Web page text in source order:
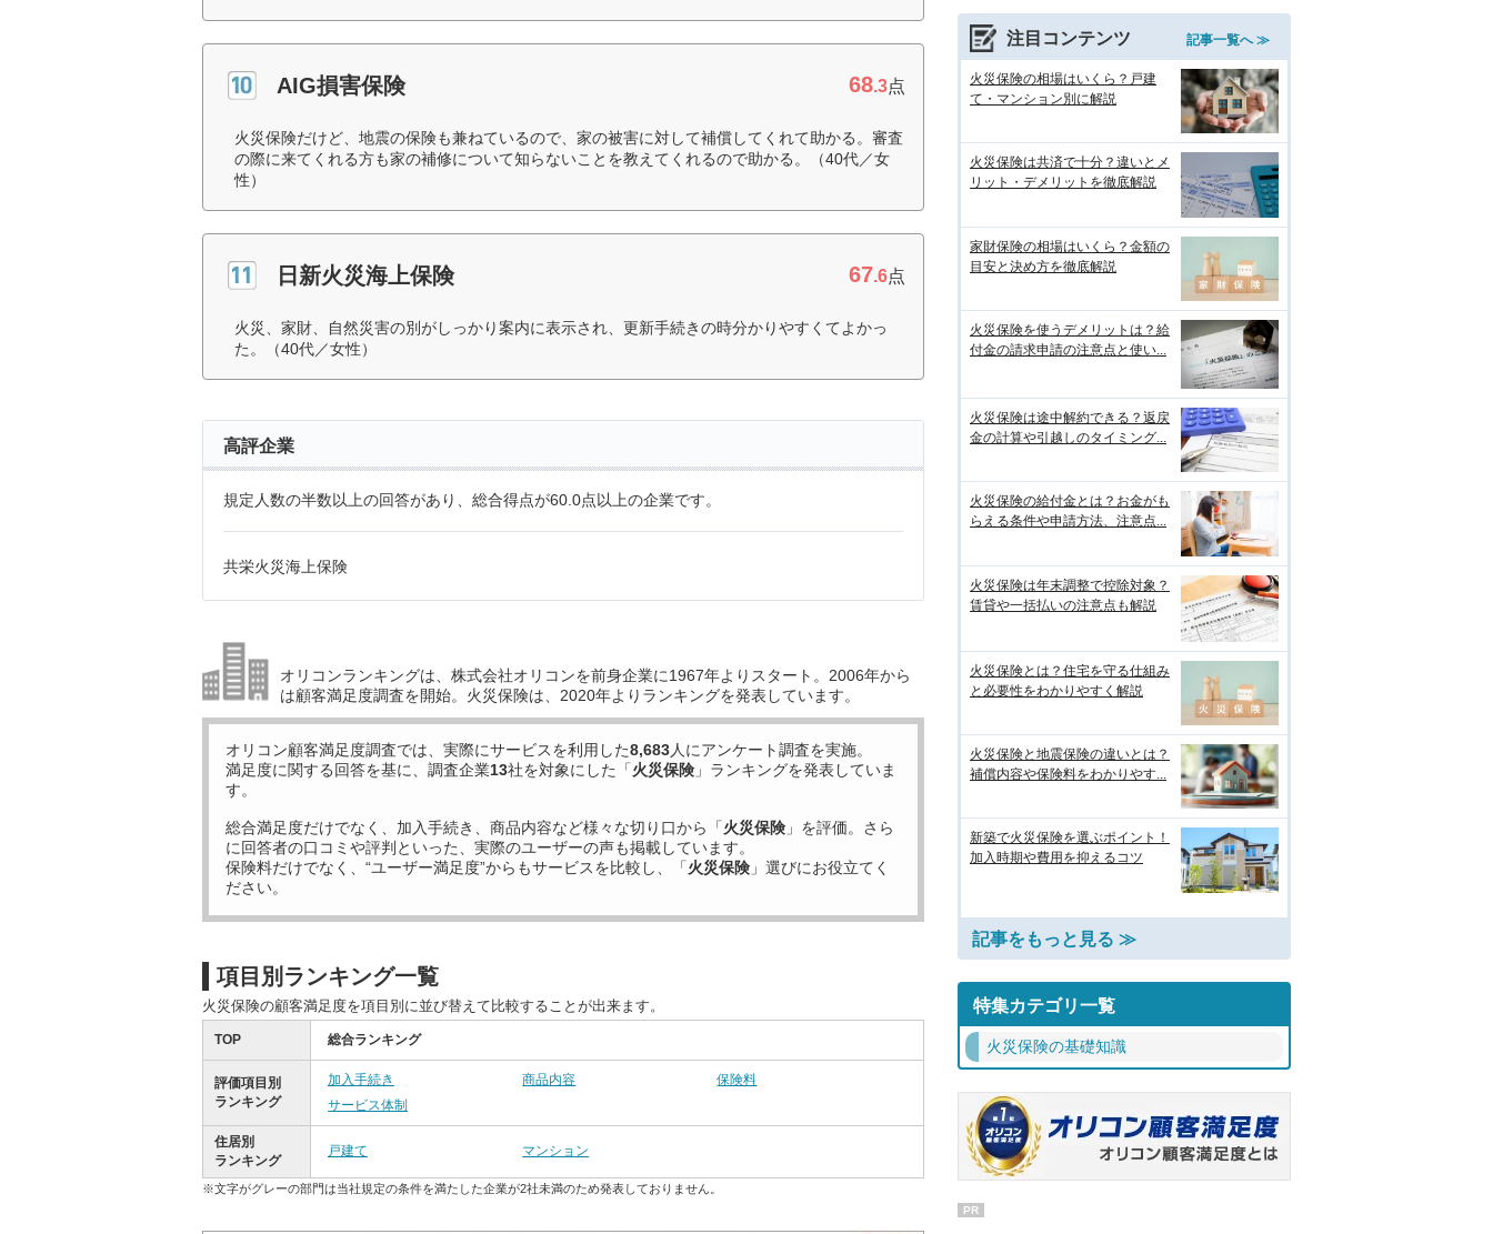
AIG損害保険 68.3点
火災保険だけど、地震の保険も兼ねているので、家の被害に対して補償してくれて助かる。審査
の際に来てくれる方も家の補修について知らないことを教えてくれるので助かる。（40代／女
性）
日新火災海上保険 67.6点
火災、家財、自然災害の別がしっかり案内に表示され、更新手続きの時分かりやすくてよかっ
た。（40代／女性）
高評企業
規定人数の半数以上の回答があり、総合得点が60.0点以上の企業です。
共栄火災海上保険
オリコンランキングは、株式会社オリコンを前身企業に1967年よりスタート。2006年から
は顧客満足度調査を開始。火災保険は、2020年よりランキングを発表しています。
オリコン顧客満足度調査では、実際にサービスを利用した8,683人にアンケート調査を実施。
満足度に関する回答を基に、調査企業13社を対象にした「火災保険 」ランキングを発表していま
す。
総合満足度だけでなく、加入手続き、商品内容など様々な切り口から「火災保険 」を評価。さら
に回答者の口コミや評判といった、実際のユーザーの声も掲載しています。
保険料だけでなく、“ユーザー満足度”からもサービスを比較し、「火災保険 」選びにお役立てく
ださい。
項目別ランキング一覧
火災保険の顧客満足度を項目別に並び替えて比較することが出来ます。
TOP 総合ランキング
評価項目別
ランキング
加入手続き 商品内容
保険料
サービス体制
住居別
ランキング
戸建て マンション
※文字がグレーの部門は当社規定の条件を満たした企業が2社未満のため発表しておりません。
注目コンテンツ 記事一覧へ ≫
火災保険の相場はいくら？戸建
て・マンション別に解説
火災保険は共済で十分？違いとメ
リット・デメリットを徹底解説
家財保険の相場はいくら？金額の
目安と決め方を徹底解説
火災保険を使うデメリットは？給
付金の請求申請の注意点と使い...
火災保険は途中解約できる？返戻
金の計算や引越しのタイミング...
火災保険の給付金とは？お金がも
らえる条件や申請方法、注意点...
火災保険は年末調整で控除対象？
賃貸や一括払いの注意点も解説
火災保険とは？住宅を守る仕組み
と必要性をわかりやすく解説
火災保険と地震保険の違いとは？
補償内容や保険料をわかりやす...
新築で火災保険を選ぶポイント！
加入時期や費用を抑えるコツ
記事をもっと見る ≫
特集カテゴリ一覧
火災保険の基礎知識
PR